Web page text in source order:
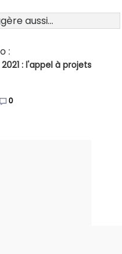
aussi...
:
: l'appel à projets
0